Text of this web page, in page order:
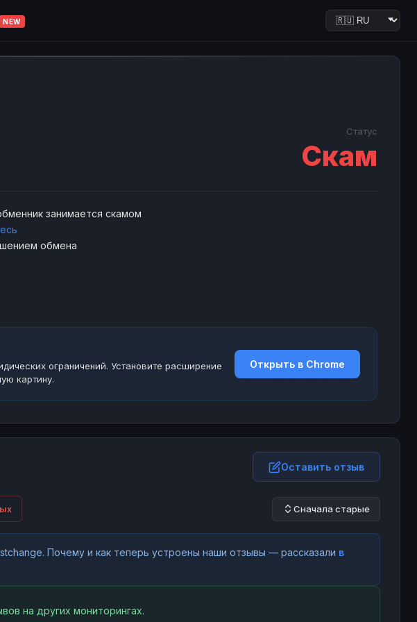
NEW
Статус
Скам
занимается скамом
обмена
ограничений. Установите расширение
картину.
Открыть в Chrome
Оставить отзыв
Сначала старые
Почему и как теперь устроены наши отзывы — рассказали в
на других мониторингах.